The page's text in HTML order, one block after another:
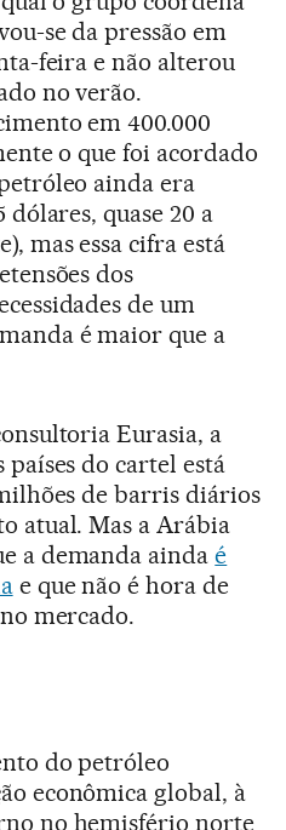
se da pressão em
feira e não alterou
no verão.
em 400.000
o que foi acordado
ainda era
quase 20 a
mas essa cifra está
dos
de um
é maior que a
Eurasia, a
países do cartel está
de barris diários
atual. Mas a Arábia
a demanda aindaé
e que não é hora de
mercado.
do petróleo
econômica global, à
no hemisfério norte